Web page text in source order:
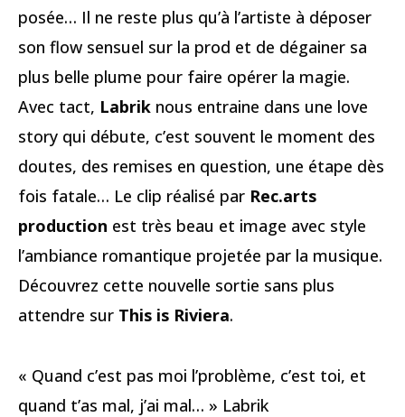
posée… Il ne reste plus qu’à l’artiste à déposer
son flow sensuel sur la prod et de dégainer sa
plus belle plume pour faire opérer la magie.
Avec tact, Labrik nous entraine dans une love
story qui débute, c’est souvent le moment des
doutes, des remises en question, une étape dès
fois fatale… Le clip réalisé par Rec.arts
production est très beau et image avec style
l’ambiance romantique projetée par la musique.
Découvrez cette nouvelle sortie sans plus
attendre sur This is Riviera.
« Quand c’est pas moi l’problème, c’est toi, et
quand t’as mal, j’ai mal… » Labrik